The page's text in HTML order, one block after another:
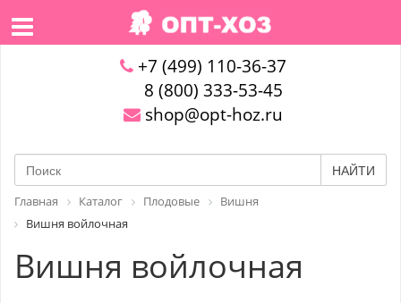
+7 (499) 110-36-37
8 (800) 333-53-45
shop@opt-hoz.ru
НАЙТИ
Главная Каталог Плодовые
Вишня
Вишня войлочная
Вишня войлочная